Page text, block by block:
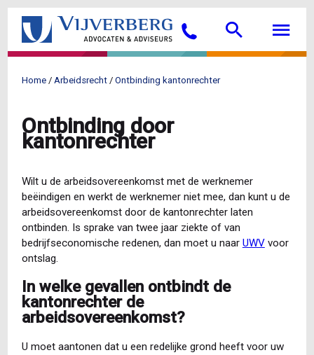
Overslaan
de
gaan
Bellen Search
Home Arbeidsrecht Ontbinding kantonrechter
Ontbinding door
kantonrechter
Wilt u de arbeidsovereenkomst met de werknemer
beëindigen en werkt de werknemer niet mee, dan kunt u de
arbeidsovereenkomst door de kantonrechter laten
ontbinden. Is sprake van twee jaar ziekte of van
bedrijfseconomische redenen, dan moet u naar UWVvoor
ontslag.
In welke gevallen ontbindt de
kantonrechter de
arbeidsovereenkomst?
U moet aantonen dat u een redelijke grond heeft voor uw